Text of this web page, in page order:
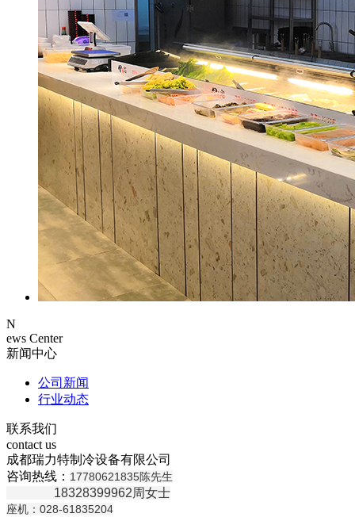
N
ews Center
新闻中心
公司新闻
行业动态
联系我们
contact us
成都瑞力特制冷设备有限公司
咨询热线： 17780621835陈先生
18328399962周女士
座机：028-61835204